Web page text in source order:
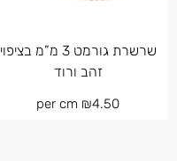
שרשרת גורמט 3 מ”מ בציפוי
זהב ורוד
₪4.50